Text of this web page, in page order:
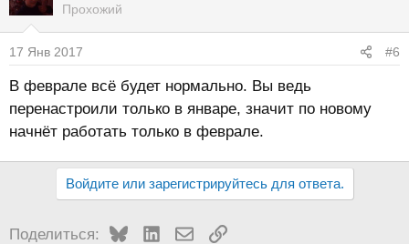
Прохожий
17 Янв 2017 #6
В феврале всё будет нормально. Вы ведь
перенастроили только в январе, значит по новому
начнёт работать только в феврале.
Войдите или зарегистрируйтесь для ответа.
Поделиться: BlueskyLinkedInЭлектронная почта
Ссылка